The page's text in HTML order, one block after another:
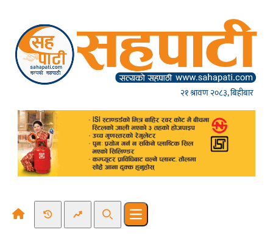
२१ श्रावण २०८३, बिहीबार
Recent NewsTrending News
SearchOpen main menu